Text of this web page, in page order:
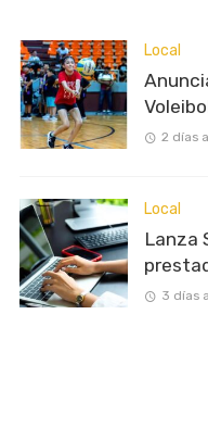
Local
2 días
Local
Lanza
3 días